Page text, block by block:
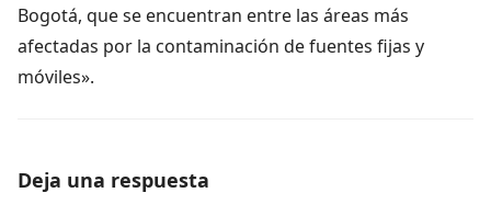
Bogotá, que se encuentran entre las áreas más
afectadas por la contaminación de fuentes fijas y
móviles».
Deja una respuesta